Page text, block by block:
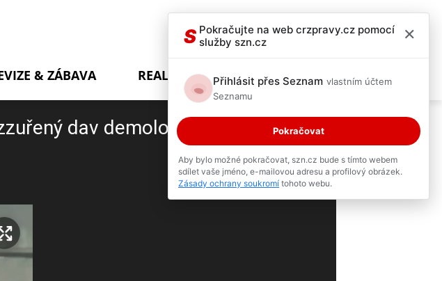
& ZÁBAVA REALITY SHOW
dav demoloval stánek,
3 / 8
S Pokračujte na web crzpravy.cz pomocí
služby szn.cz
×
Přihlásit přes Seznam vlastním účtem
Seznamu
Pokračovat
Aby bylo možné pokračovat, szn.cz bude s tímto webem
sdílet vaše jméno, e-mailovou adresu a profilový obrázek.
Zásady ochrany soukromí tohoto webu.